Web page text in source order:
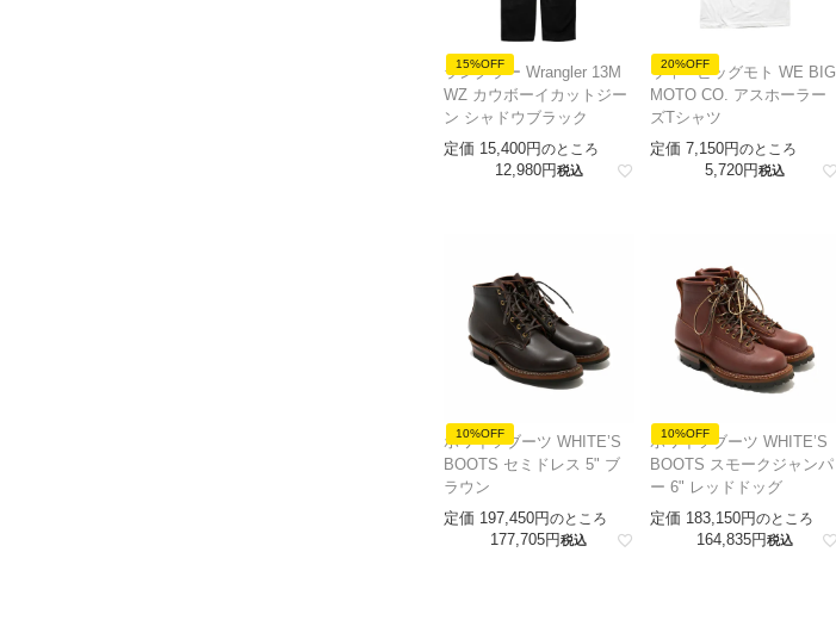
15%OFF
ラングラー Wrangler 13M
WZ カウボーイカットジー
ン シャドウブラック
定価 15,400 のところ
12,980 税込
20%OFF
ウィービッグモト WE BIG
MOTO CO. アスホーラー
ズTシャツ
定価 7,150 のところ
5,720 税込
10%OFF
ホワイツブーツ WHITE’S
BOOTS セミドレス 5" ブ
ラウン
定価 197,450 のところ
177,705 税込
10%OFF
ホワイツブーツ WHITE’S
BOOTS スモークジャンパ
ー 6" レッドドッグ
定価 183,150 のところ
164,835 税込